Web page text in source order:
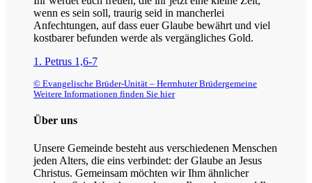
wenn es sein soll, traurig seid in mancherlei
Anfechtungen, auf dass euer Glaube bewährt und viel
kostbarer befunden werde als vergängliches Gold.
1. Petrus 1,6-7
© Evangelische Brüder-Unität – Herrnhuter Brüdergemeine
Weitere Informationen finden Sie hier
Über uns
Unsere Gemeinde besteht aus verschiedenen Menschen
jeden Alters, die eins verbindet: der Glaube an Jesus
Christus. Gemeinsam möchten wir Ihm ähnlicher